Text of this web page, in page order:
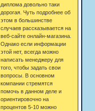
диплома довольно таки
дорогая. Чуть подробнее об
этом в большинстве
случаев рассказывается на
веб-сайте онлайн-магазина.
Однако если информации
этой нет, всегда можно
написать менеджеру для
того, чтобы задать свои
вопросы. В основном
компании стремятся
помочь в данном деле и
ориентировочно на
процентов 5-10 можно